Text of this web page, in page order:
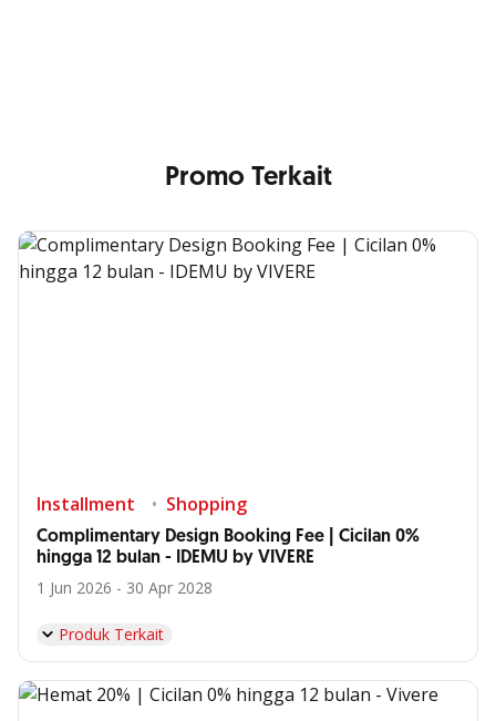
Promo Terkait
Installment Shopping
Complimentary Design Booking Fee | Cicilan 0%
hingga 12 bulan - IDEMU by VIVERE
1 Jun 2026 - 30 Apr 2028
Produk Terkait